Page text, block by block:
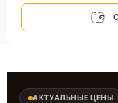
АКТУАЛЬНЫЕ ЦЕНЫ